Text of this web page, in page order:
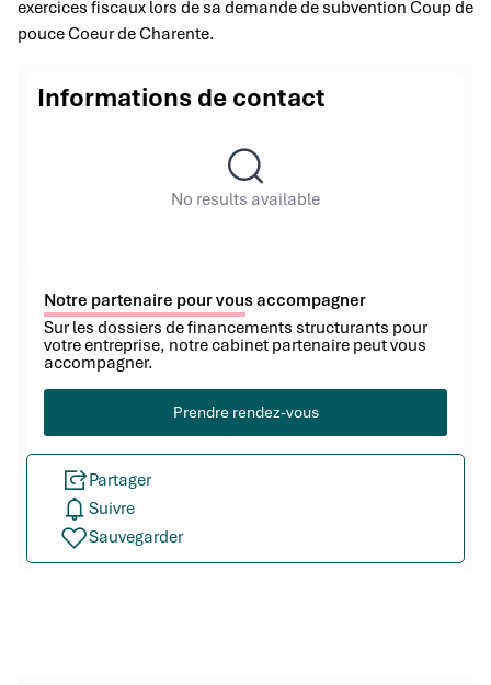
exercices fiscaux lors de sa demande de subvention Coup de
pouce Coeur de Charente.
Informations de contact
No results available
Notre partenaire pour vous accompagner
Sur les dossiers de financements structurants pour
votre entreprise, notre cabinet partenaire peut vous
accompagner.
Prendre rendez-vous
Partager
Suivre
Sauvegarder